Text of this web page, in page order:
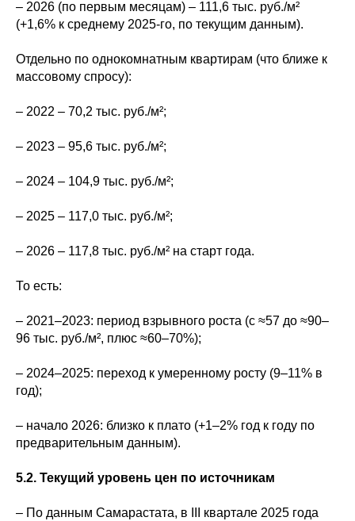
– 2026 (по первым месяцам) – 111,6 тыс. руб./м²
(+1,6% к среднему 2025-го, по текущим данным).
Отдельно по однокомнатным квартирам (что ближе к
массовому спросу):
– 2022 – 70,2 тыс. руб./м²;
– 2023 – 95,6 тыс. руб./м²;
– 2024 – 104,9 тыс. руб./м²;
– 2025 – 117,0 тыс. руб./м²;
– 2026 – 117,8 тыс. руб./м² на старт года.
То есть:
– 2021–2023: период взрывного роста (с ≈57 до ≈90–
96 тыс. руб./м², плюс ≈60–70%);
– 2024–2025: переход к умеренному росту (9–11% в
год);
– начало 2026: близко к плато (+1–2% год к году по
предварительным данным).
5.2. Текущий уровень цен по источникам
– По данным Самарастата, в III квартале 2025 года